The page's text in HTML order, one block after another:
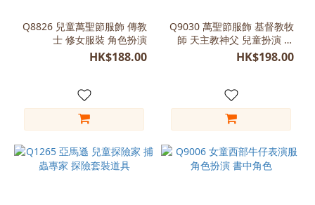
Q8826 兒童萬聖節服飾 傳教
士 修女服裝 角色扮演
HK$188.00
Q9030 萬聖節服飾 基督教牧
師 天主教神父 兒童扮演 故
事角色做型
HK$198.00